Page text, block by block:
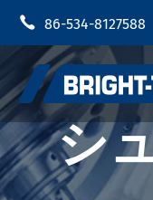
 86-534-8127588
シ